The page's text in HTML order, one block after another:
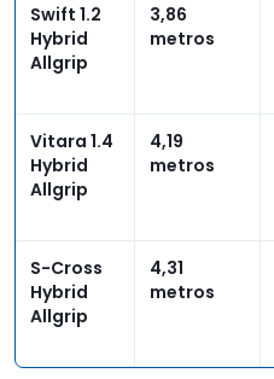
Swift 1.2
Hybrid
Allgrip
3,86
metros
Vitara 1.4
Hybrid
Allgrip
4,19
metros
S-Cross
Hybrid
Allgrip
4,31
metros